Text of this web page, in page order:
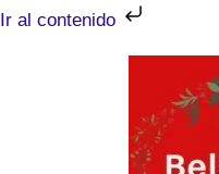
Ir al contenido
Ir